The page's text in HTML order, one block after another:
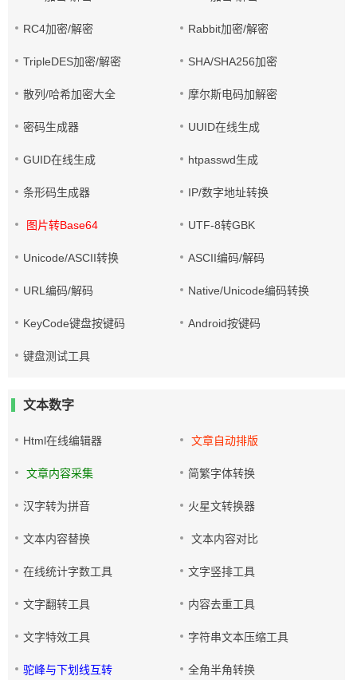
RC4加密/解密 Rabbit加密/解密
TripleDES加密/解密 SHA/SHA256加密
散列/哈希加密大全 摩尔斯电码加解密
密码生成器 UUID在线生成
GUID在线生成 htpasswd生成
条形码生成器 IP/数字地址转换
图片转Base64 UTF-8转GBK
Unicode/ASCII转换 ASCII编码/解码
URL编码/解码 Native/Unicode编码转换
KeyCode键盘按键码 Android按键码
键盘测试工具
文本数字
Html在线编辑器 文章自动排版
文章内容采集 简繁字体转换
汉字转为拼音 火星文转换器
文本内容替换 文本内容对比
在线统计字数工具 文字竖排工具
文字翻转工具 内容去重工具
文字特效工具 字符串文本压缩工具
驼峰与下划线互转 全角半角转换